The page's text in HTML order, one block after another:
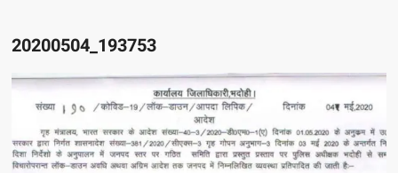
20200504_193753